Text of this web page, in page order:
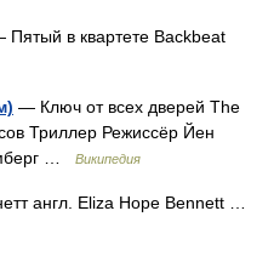
Пятый в квартете Backbeat
— Ключ от всех дверей The
Триллер Режиссёр Йен
…
Википедия
англ. Eliza Hope Bennett …